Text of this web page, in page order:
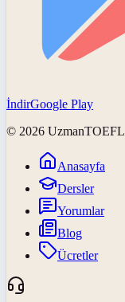
İndirGoogle Play
© 2026 UzmanTOEFL
Anasayfa
Dersler
Yorumlar
Blog
Ücretler